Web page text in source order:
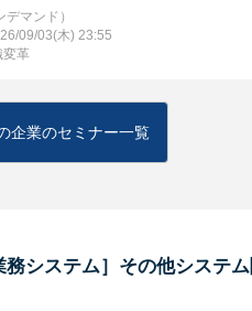
マンド）
09/03(木) 23:55
変革
企業のセミナー一覧
システム］その他システ